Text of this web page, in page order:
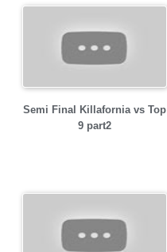
Semi Final Killafornia vs Top
9 part2